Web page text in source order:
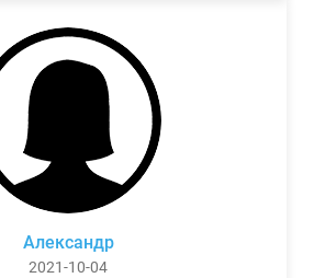
Александр
2021-10-04